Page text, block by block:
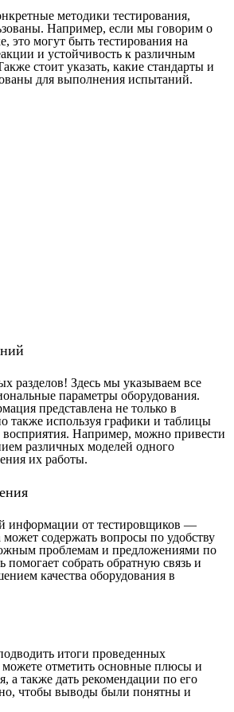
методики тестирования,
Например, если мы говорим о
это могут быть тестирования на
и устойчивость к различным
стоит указать, какие стандарты и
для выполнения испытаний.
разделов! Здесь мы указываем все
параметры оборудования.
представлена не только в
также используя графики и таблицы
восприятия. Например, можно привести
различных моделей одного
их работы.
информации от тестировщиков —
содержать вопросы по удобству
проблемам и предложениями по
собрать обратную связь и
качества оборудования в
итоги проведенных
отметить основные плюсы и
а также дать рекомендации по его
чтобы выводы были понятны и